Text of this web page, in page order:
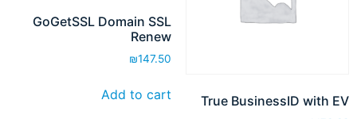
True BusinessID with EV
GoGetSSL Domain SSL
Renew
₪147.50
Add to cart